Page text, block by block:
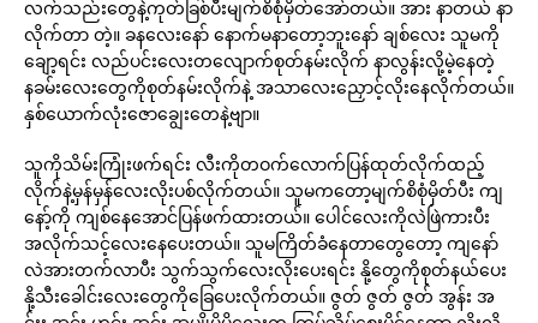
လက်သည်းတွေနဲ့ကုတ်ခြစ်ပီးမျက်စိစုံမှိတ်အော်တယ်။ အား နာတယ် နာ
လိုက်တာ တဲ့။ ခနလေးနော် နောက်မနာတော့ဘူးနော် ချစ်လေး သူမကို
ချော့ရင်း လည်ပင်းလေးတလျောက်စုတ်နမ်းလိုက် နာလွန်းလို့မဲ့နေတဲ့
နခမ်းလေးတွေကိုစုတ်နမ်းလိုက်နဲ့ အသာလေးညှောင့်လိုးနေလိုက်တယ်။
နှစ်ယောက်လုံးဇောချွေးတေနဲ့ဗျာ။
သူကိုသိမ်းကြုံးဖက်ရင်း လီးကိုတဝက်လောက်ပြန်ထုတ်လိုက်ထည့်
လိုက်နဲ့မှန်မှန်လေးလိုးပစ်လိုက်တယ်။ သူမကတော့မျက်စိစုံမှိတ်ပီး ကျ
နော့်ကို ကျစ်နေအောင်ပြန်ဖက်ထားတယ်။ ပေါင်လေးကိုလဲဖြဲကားပီး
အလိုက်သင့်လေးနေပေးတယ်။ သူမကြိတ်ခံနေတာတွေတော့ ကျနော်
လဲအားတက်လာပီး သွက်သွက်လေးလိုးပေးရင်း နို့တွေကိုစုတ်နယ်ပေး
နို့သီးခေါင်းလေးတွေကိုခြေပေးလိုက်တယ်။ ဇွတ် ဇွတ် ဇွတ် အွန်း အ